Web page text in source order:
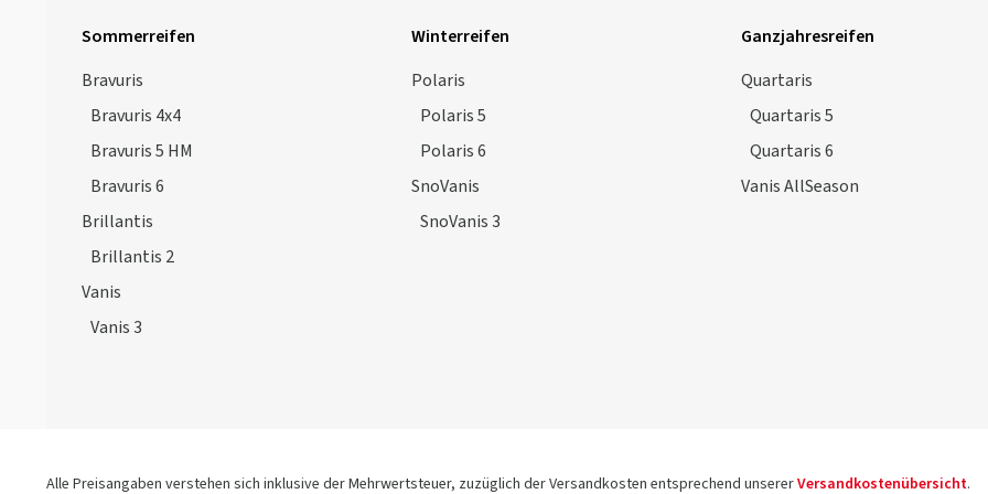
Sommerreifen
Bravuris
Bravuris 4x4
Bravuris 5 HM
Bravuris 6
Brillantis
Brillantis 2
Vanis
Vanis 3
Winterreifen
Polaris
Polaris 5
Polaris 6
SnoVanis
SnoVanis 3
Ganzjahresreifen
Quartaris
Quartaris 5
Quartaris 6
Vanis AllSeason
Alle Preisangaben verstehen sich inklusive der Mehrwertsteuer, zuzüglich der Versandkosten entsprechend unsererVersandkostenübersicht.